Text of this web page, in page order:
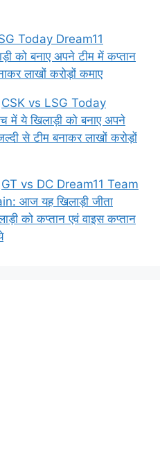
Today Dream11
को बनाए अपने टीम में कप्तान
लाखों करोड़ों कमाए
CSK vs LSG Today
ये खिलाड़ी को बनाए अपने
से टीम बनाकर लाखों करोड़ों
GT vs DC Dream11 Team
आज यह खिलाड़ी जीता
को कप्तान एवं वाइस कप्तान